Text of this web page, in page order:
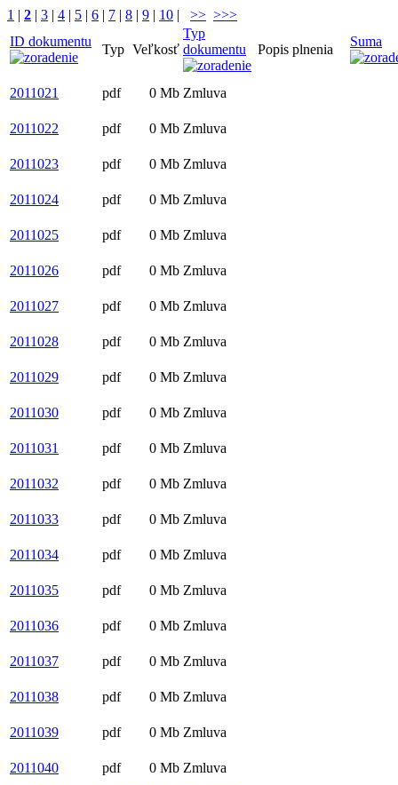
1 | 2 | 3 | 4 | 5 | 6 | 7 | 8 | 9 | 10 | >> >>>
ID dokumentu
Typ Veľkosť
Typ
dokumentu
Popis plnenia
Suma
2011021 pdf 0 Mb Zmluva
2011022 pdf 0 Mb Zmluva
2011023 pdf 0 Mb Zmluva
2011024 pdf 0 Mb Zmluva
2011025 pdf 0 Mb Zmluva
2011026 pdf 0 Mb Zmluva
2011027 pdf 0 Mb Zmluva
2011028 pdf 0 Mb Zmluva
2011029 pdf 0 Mb Zmluva
2011030 pdf 0 Mb Zmluva
2011031 pdf 0 Mb Zmluva
2011032 pdf 0 Mb Zmluva
2011033 pdf 0 Mb Zmluva
2011034 pdf 0 Mb Zmluva
2011035 pdf 0 Mb Zmluva
2011036 pdf 0 Mb Zmluva
2011037 pdf 0 Mb Zmluva
2011038 pdf 0 Mb Zmluva
2011039 pdf 0 Mb Zmluva
2011040 pdf 0 Mb Zmluva